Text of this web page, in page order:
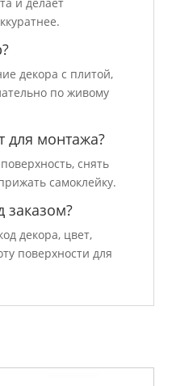
декора с плитой,
по живому
для монтажа?
снять
самоклейку.
заказом?
декора, цвет,
поверхности для